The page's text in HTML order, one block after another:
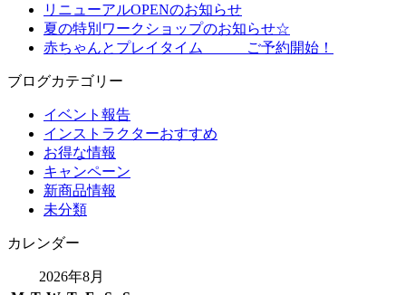
リニューアルOPENのお知らせ
夏の特別ワークショップのお知らせ☆
赤ちゃんとプレイタイム ご予約開始！
ブログカテゴリー
イベント報告
インストラクターおすすめ
お得な情報
キャンペーン
新商品情報
未分類
カレンダー
2026年8月